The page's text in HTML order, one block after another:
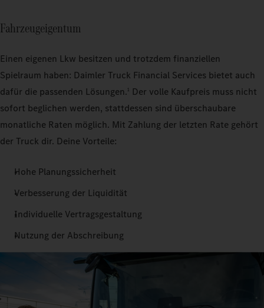
Fahrzeugeigentum
Einen eigenen Lkw besitzen und trotzdem finanziellen
Spielraum haben: Daimler Truck Financial Services bietet auch
dafür die passenden Lösungen.1 Der volle Kaufpreis muss nicht
sofort beglichen werden, stattdessen sind überschaubare
monatliche Raten möglich. Mit Zahlung der letzten Rate gehört
der Truck dir. Deine Vorteile:
Hohe Planungssicherheit
Verbesserung der Liquidität
Individuelle Vertragsgestaltung
Nutzung der Abschreibung